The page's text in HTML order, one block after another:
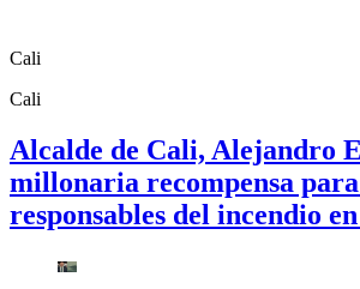
Cali
Cali
Alcalde de Cali, Alejandro
millonaria recompensa
responsables del incendio